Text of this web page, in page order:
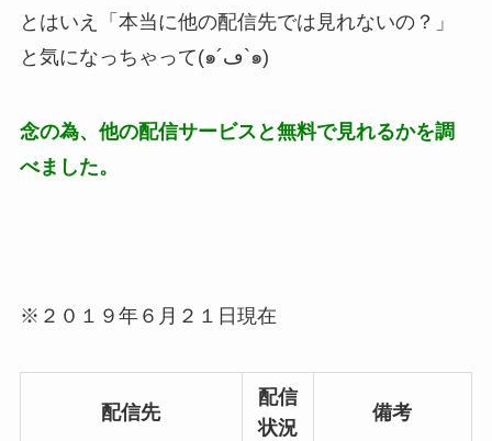
とはいえ「本当に他の配信先では見れないの？」
と気になっちゃって(๑´ڡ`๑)
念の為、他の配信サービスと無料で見れるかを調
べました。
※２０１９年６月２１日現在
配信先
配信
状況
備考